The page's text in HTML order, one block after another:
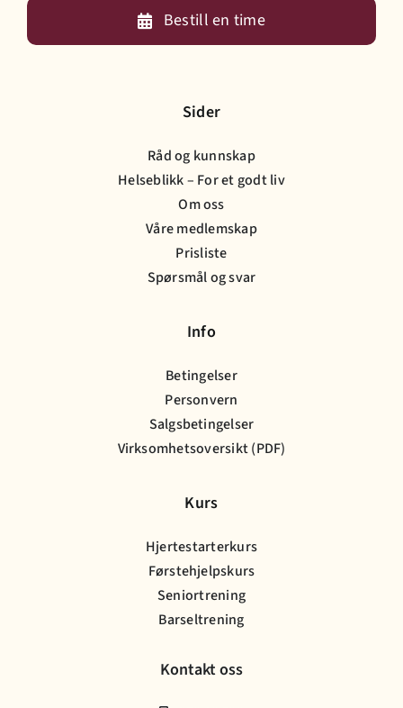
Bestill en time
Sider
Råd og kunnskap
Helseblikk – For et godt liv
Om oss
Våre medlemskap
Prisliste
Spørsmål og svar
Info
Betingelser
Personvern
Salgsbetingelser
Virksomhetsoversikt (PDF)
Kurs
Hjertestarterkurs
Førstehjelpskurs
Seniortrening
Barseltrening
Kontakt oss